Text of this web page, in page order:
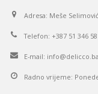
Adresa: Meše
Telefon: +387 51 346
E-mail: info@delicco.ba
Radno vrijeme: